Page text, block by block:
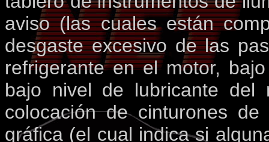
aviso (las cuales están
desgaste excesivo de las
refrigerante en el motor,
bajo nivel de lubricante del
colocación de cinturones
gráfica (el cual indica si